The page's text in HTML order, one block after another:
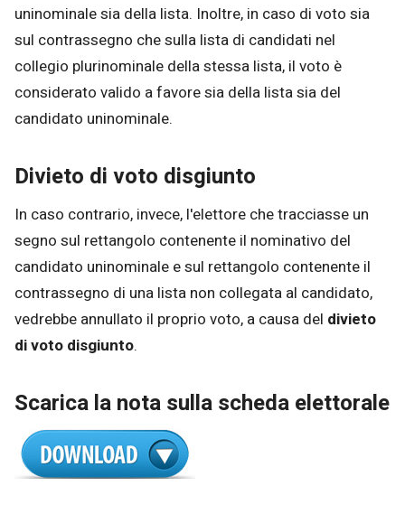
uninominale sia della lista. Inoltre, in caso di voto sia
sul contrassegno che sulla lista di candidati nel
collegio plurinominale della stessa lista, il voto è
considerato valido a favore sia della lista sia del
candidato uninominale.
Divieto di voto disgiunto
In caso contrario, invece, l'elettore che tracciasse un
segno sul rettangolo contenente il nominativo del
candidato uninominale e sul rettangolo contenente il
contrassegno di una lista non collegata al candidato,
vedrebbe annullato il proprio voto, a causa del divieto
di voto disgiunto.
Scarica la nota sulla scheda elettorale